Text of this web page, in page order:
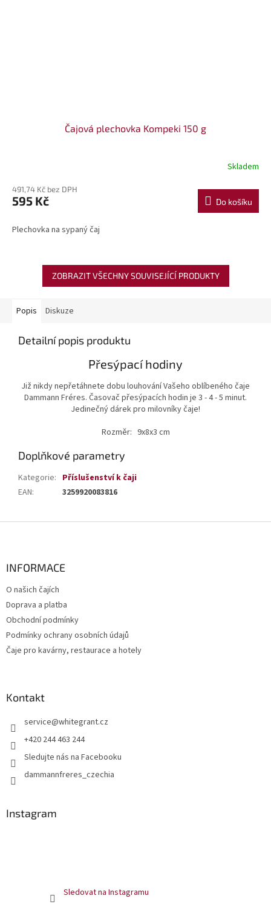
Čajová plechovka Kompeki 150 g
Skladem
491,74 Kč bez DPH
595 Kč Do košíku
Plechovka na sypaný čaj
ZOBRAZIT VŠECHNY SOUVISEJÍCÍ PRODUKTY
Popis Diskuze
Detailní popis produktu
Přesýpací hodiny
Již nikdy nepřetáhnete dobu louhování Vašeho oblíbeného čaje
Dammann Fréres. Časovač přesýpacích hodin je 3 - 4 - 5 minut.
Jedinečný dárek pro milovníky čaje!
Rozměr: 9x8x3 cm
Doplňkové parametry
Kategorie: Příslušenství k čaji
EAN: 3259920083816
INFORMACE
O našich čajích
Doprava a platba
Obchodní podmínky
Podmínky ochrany osobních údajů
Čaje pro kavárny, restaurace a hotely
Kontakt
service@whitegrant.cz
+420 244 463 244
Sledujte nás na Facebooku
dammannfreres_czechia
Instagram
Sledovat na Instagramu